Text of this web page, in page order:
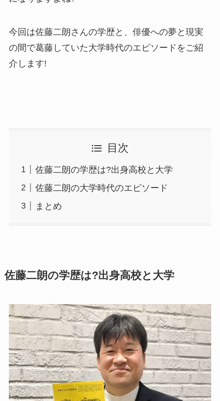
今回は佐藤二朗さんの学歴と、俳優への夢と現実
の間で葛藤していた大学時代のエピソードをご紹
介します!
目次
佐藤二朗の学歴は?出身高校と大学
佐藤二朗の大学時代のエピソード
まとめ
佐藤二朗の学歴は?出身高校と大学